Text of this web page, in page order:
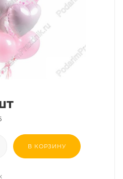
В КОРЗИНУ